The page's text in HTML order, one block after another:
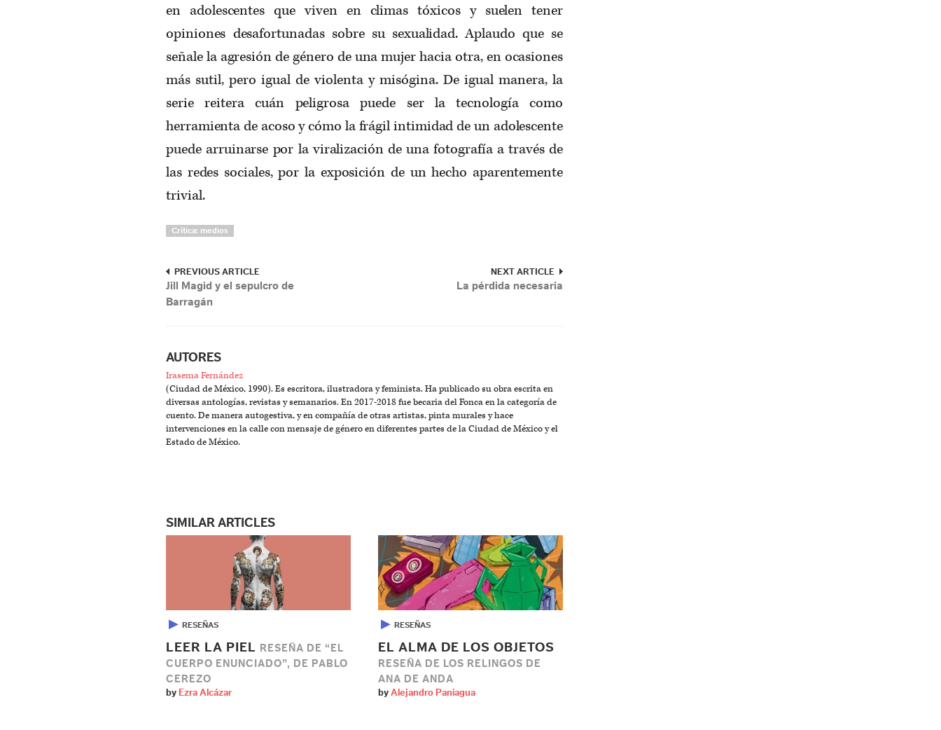
en adolescentes que viven en climas tóxicos y suelen tener
opiniones desafortunadas sobre su sexualidad. Aplaudo que se
señale la agresión de género de una mujer hacia otra, en ocasiones
más sutil, pero igual de violenta y misógina. De igual manera, la
serie reitera cuán peligrosa puede ser la tecnología como
herramienta de acoso y cómo la frágil intimidad de un adolescente
puede arruinarse por la viralización de una fotografía a través de
las redes sociales, por la exposición de un hecho aparentemente
trivial.
Crítica: medios
PREVIOUS ARTICLE
Jill Magid y el sepulcro de
Barragán
NEXT ARTICLE
La pérdida necesaria
AUTORES
Irasema Fernández
(Ciudad de México, 1990). Es escritora, ilustradora y feminista. Ha publicado su obra escrita en
diversas antologías, revistas y semanarios. En 2017-2018 fue becaria del Fonca en la categoría de
cuento. De manera autogestiva, y en compañía de otras artistas, pinta murales y hace
intervenciones en la calle con mensaje de género en diferentes partes de la Ciudad de México y el
Estado de México.
SIMILAR ARTICLES
▶ RESEÑAS
LEER LA PIEL
RESEÑA DE “EL
CUERPO ENUNCIADO”, DE PABLO
CEREZO
by Ezra Alcázar
▶ RESEÑAS
EL ALMA DE LOS OBJETOS
RESEÑA DE LOS RELINGOS DE
ANA DE ANDA
by Alejandro Paniagua